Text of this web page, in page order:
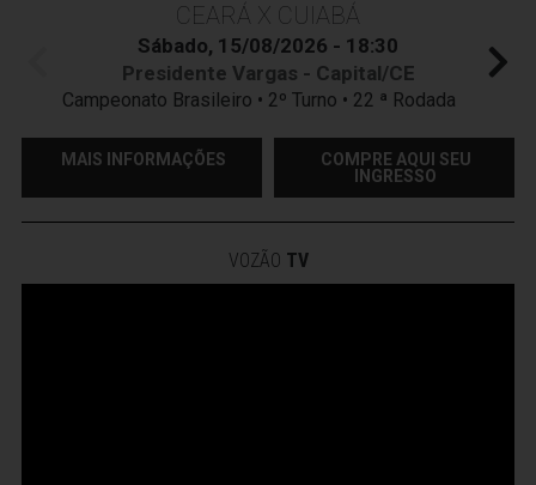
CEARÁ X CUIABÁ
Sábado, 15/08/2026 - 18:30
Presidente Vargas - Capital/CE
Campeonato Brasileiro • 2º Turno • 22 ª Rodada
MAIS INFORMAÇÕES
COMPRE AQUI SEU
INGRESSO
VOZÃO TV